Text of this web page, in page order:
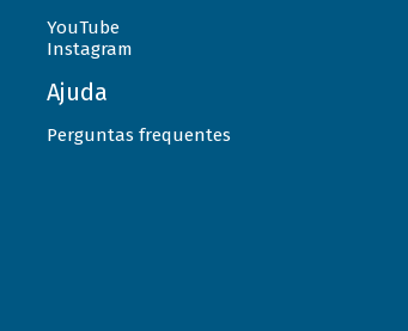
YouTube
Instagram
Ajuda
Perguntas frequentes